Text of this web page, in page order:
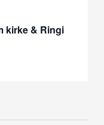
kirke & Ringi